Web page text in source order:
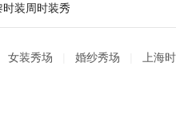
装周时装秀
女装秀场 婚纱秀场 上海